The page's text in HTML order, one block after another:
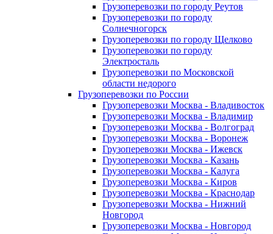
Грузоперевозки по городу Реутов
Грузоперевозки по городу
Солнечногорск
Грузоперевозки по городу Щелково
Грузоперевозки по городу
Электросталь
Грузоперевозки по Московской
области недорого
Грузоперевозки по России
Грузоперевозки Москва - Владивосток
Грузоперевозки Москва - Владимир
Грузоперевозки Москва - Волгоград
Грузоперевозки Москва - Воронеж
Грузоперевозки Москва - Ижевск
Грузоперевозки Москва - Казань
Грузоперевозки Москва - Калуга
Грузоперевозки Москва - Киров
Грузоперевозки Москва - Краснодар
Грузоперевозки Москва - Нижний
Новгород
Грузоперевозки Москва - Новгород